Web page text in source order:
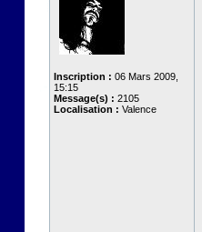
Inscription : 06 Mars 2009,
15:15
Message(s) : 2105
Localisation : Valence